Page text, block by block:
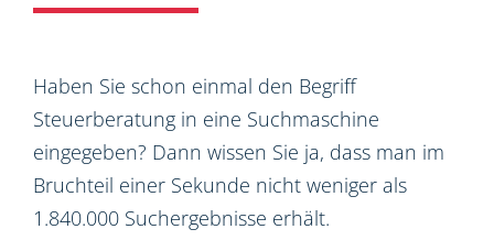
Haben Sie schon einmal den Begriff
Steuerberatung in eine Suchmaschine
eingegeben? Dann wissen Sie ja, dass man im
Bruchteil einer Sekunde nicht weniger als
1.840.000 Suchergebnisse erhält.